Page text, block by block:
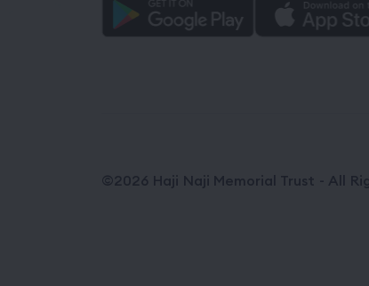
©2026 Haji Naji Memorial Trust - All